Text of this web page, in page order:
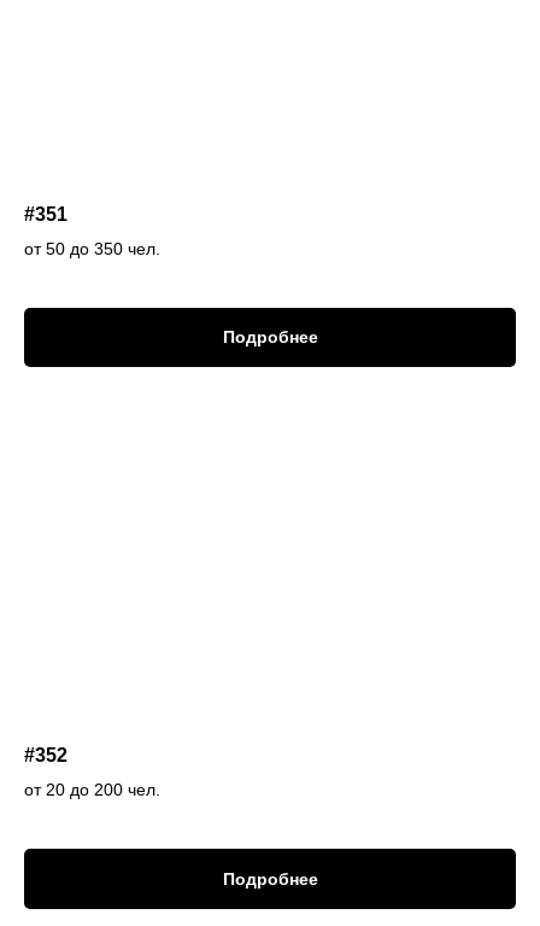
#351
от 50 до 350 чел.
Подробнее
#352
от 20 до 200 чел.
Подробнее